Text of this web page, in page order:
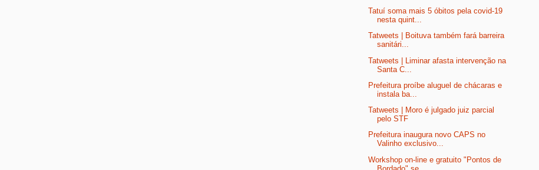
Tatuí soma mais 5 óbitos pela covid-19
nesta quint...
Tatweets | Boituva também fará barreira
sanitári...
Tatweets | Liminar afasta intervenção na
Santa C...
Prefeitura proíbe aluguel de chácaras e
instala ba...
Tatweets | Moro é julgado juiz parcial
pelo STF
Prefeitura inaugura novo CAPS no
Valinho exclusivo...
Workshop on-line e gratuito "Pontos de